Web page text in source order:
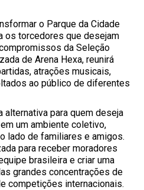
o Parque da Cidade
os torcedores que desejam
da Seleção
de Arena Hexa, reunirá
atrações musicais,
ao público de diferentes
alternativa para quem deseja
um ambiente coletivo,
lado de familiares e amigos.
para receber moradores
brasileira e criar uma
grandes concentrações de
competições internacionais.